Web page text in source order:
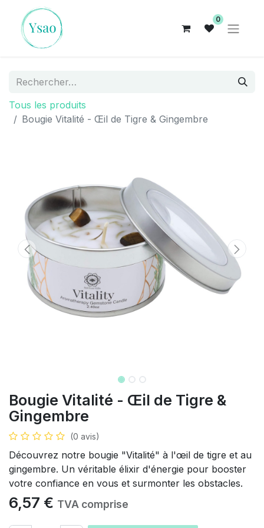
0
Tous les produits
Bougie Vitalité - Œil de Tigre & Gingembre
Bougie Vitalité - Œil de Tigre &
Gingembre
(0 avis)
Découvrez notre bougie "Vitalité" à l'œil de tigre et au
gingembre. Un véritable élixir d'énergie pour booster
votre confiance en vous et surmonter les obstacles.
6,57 € TVA comprise